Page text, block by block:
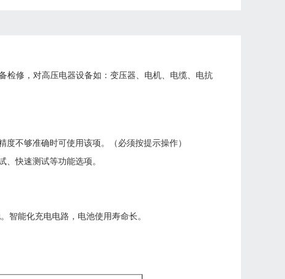
检修，对高压电器设备如：变压器、 电机、电缆、 电抗
不够准确时可使用该项。（必须按提示操作）
快速测试等功能选项。
智能化充电电路，电池使用寿命长。